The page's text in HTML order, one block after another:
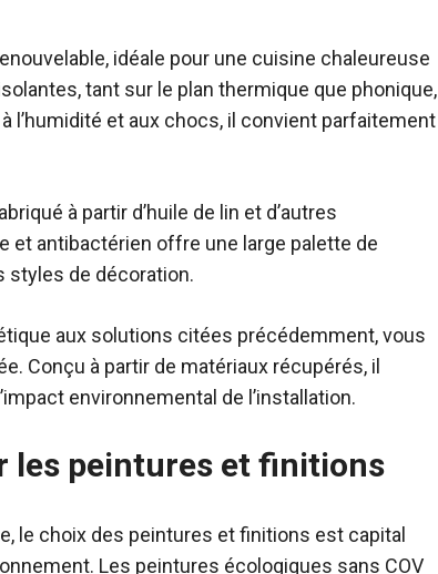
idéale pour une cuisine chaleureuse
tant sur le plan thermique que phonique,
l’humidité et aux chocs, il convient parfaitement
à partir d’huile de lin et d’autres
et antibactérien offre une large palette de
styles de décoration.
aux solutions citées précédemment, vous
Conçu à partir de matériaux récupérés, il
environnemental de l’installation.
les peintures et finitions
le choix des peintures et finitions est capital
Les peintures écologiques sans COV